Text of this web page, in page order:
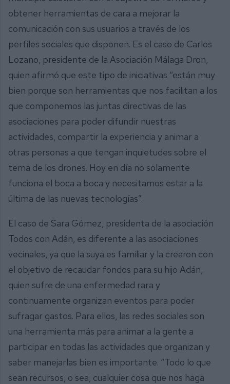
obtener herramientas de cara a mejorar la
comunicación con sus usuarios a través de los
perfiles sociales que disponen. Es el caso de Carlos
Lozano, presidente de la Asociación Málaga Dron,
quien afirmó que este tipo de iniciativas “están muy
bien porque son herramientas que nos facilitan a los
que componemos las juntas directivas de las
asociaciones para poder difundir nuestras
actividades, compartir la experiencia y animar a
otras personas a que tengan inquietudes sobre el
tema de los drones. Hoy en día no solamente
funciona el boca a boca y necesitamos estar a la
última de las nuevas tecnologías”.
El caso de Sara Gómez, presidenta de la asociación
Todos con Adán, es diferente a las asociaciones
vecinales, ya que la suya es familiar y la crearon con
el objetivo de recaudar fondos para su hijo Adán,
quien sufre de una enfermedad rara y
continuamente organizan eventos para poder
sufragar gastos. Para ellos, las redes sociales son
una herramienta más para animar a la gente a
participar en todas las actividades que organizan y
saber manejarlas bien es importante. “Todo lo que
sean recursos, o sea, cualquier cosa que nos haga